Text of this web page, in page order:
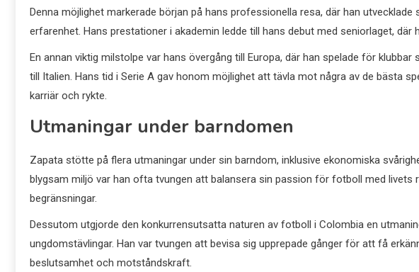
Denna möjlighet markerade början på hans professionella resa, där han
erfarenhet. Hans prestationer i akademin ledde till hans debut med seniorlaget, där
En annan viktig milstolpe var hans övergång till Europa, där han spelade för
till Italien. Hans tid i Serie A gav honom möjlighet att tävla mot några av de bästa
karriär och rykte.
Utmaningar under barndomen
Zapata stötte på flera utmaningar under sin barndom, inklusive ekonomiska
blygsam miljö var han ofta tvungen att balansera sin passion för fotboll med livets
begränsningar.
Dessutom utgjorde den konkurrensutsatta naturen av fotboll i Colombia en
ungdomstävlingar. Han var tvungen att bevisa sig upprepade gånger för att få
beslutsamhet och motståndskraft.